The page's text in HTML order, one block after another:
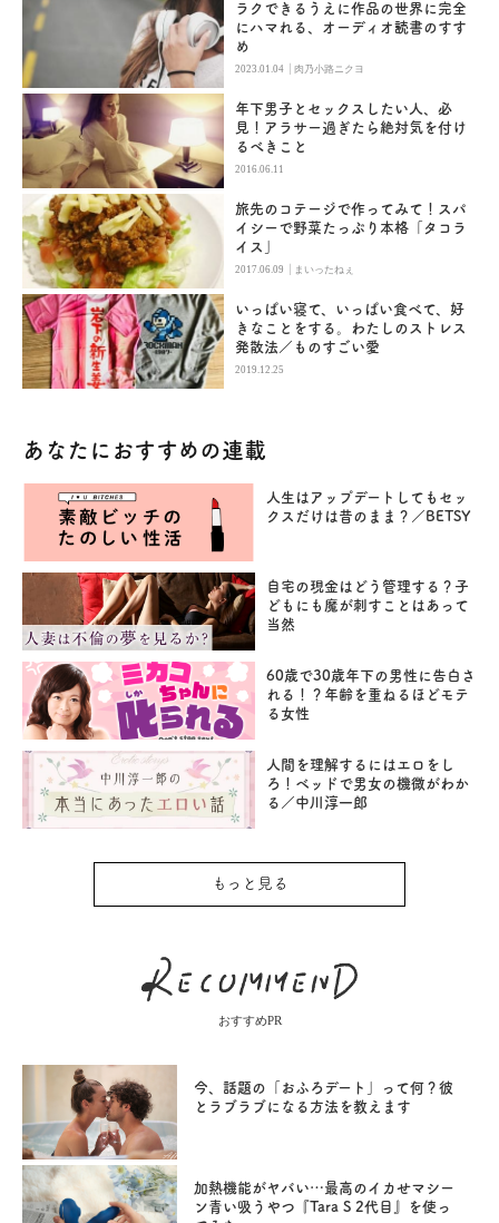
ラクできるうえに作品の世界に完全
にハマれる、オーディオ読書のすす
め
2023.01.04 |肉乃小路ニクヨ
年下男子とセックスしたい人、必
見！アラサー過ぎたら絶対気を付け
るべきこと
2016.06.11
旅先のコテージで作ってみて！スパ
イシーで野菜たっぷり本格「タコラ
イス」
2017.06.09 | まいったねぇ
いっぱい寝て、いっぱい食べて、好
きなことをする。わたしのストレス
発散法／ものすごい愛
2019.12.25
あなたにおすすめの連載
人生はアップデートしてもセッ
クスだけは昔のまま？／BETSY
自宅の現金はどう管理する？子
どもにも魔が刺すことはあって
当然
60歳で30歳年下の男性に告白さ
れる！？年齢を重ねるほどモテ
る女性
人間を理解するにはエロをし
ろ！ベッドで男女の機微がわか
る／中川淳一郎
もっと見る
おすすめPR
今、話題の「おふろデート」って何？彼
とラブラブになる方法を教えます
加熱機能がヤバい…最高のイカせマシー
ン青い吸うやつ『Tara S 2代目』を使っ